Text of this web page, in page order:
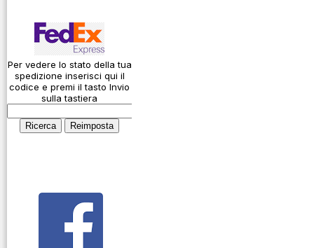
Codice Q
Come si usa un
cavo
Connessioni
microfoniche
Cosa è l' ADS-B
antenne e cavi
Servizio
Radioelettrico
Per vedere lo stato della tua
spedizione inserisci qui il
codice e premi il tasto Invio
sulla tastiera